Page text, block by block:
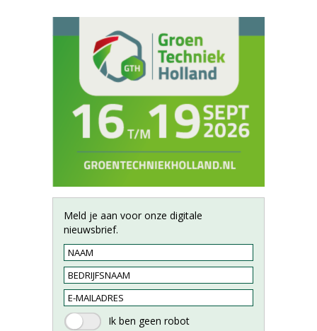
Meld je aan voor onze digitale
nieuwsbrief.